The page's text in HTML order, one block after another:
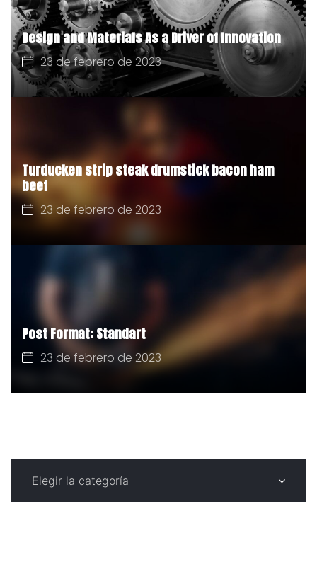
Design and Materials As a Driver of Innovation
23 de febrero de 2023
Turducken strip steak drumstick bacon ham
beef
23 de febrero de 2023
Post Format: Standart
23 de febrero de 2023